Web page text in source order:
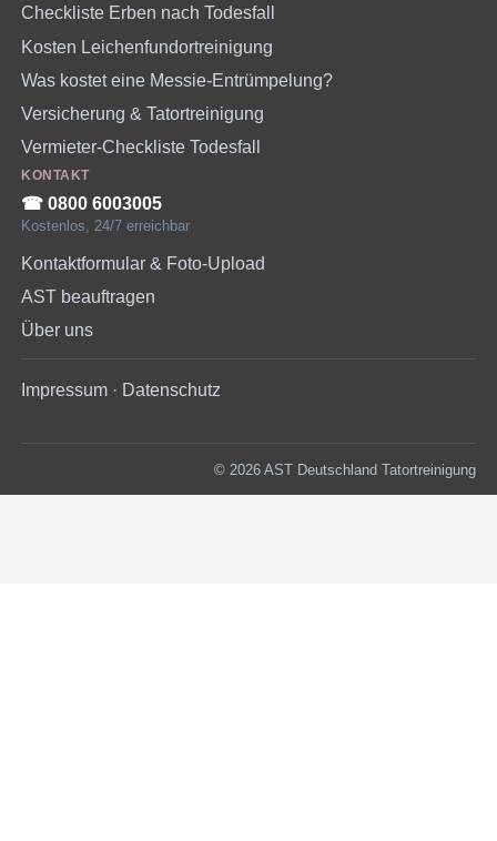
Checkliste Erben nach Todesfall
Kosten Leichenfundortreinigung
Was kostet eine Messie-Entrümpelung?
Versicherung & Tatortreinigung
Vermieter-Checkliste Todesfall
KONTAKT
☎︎ 0800 6003005
Kostenlos, 24/7 erreichbar
Kontaktformular & Foto-Upload
AST beauftragen
Über uns
Impressum · Datenschutz
© 2026 AST Deutschland Tatortreinigung